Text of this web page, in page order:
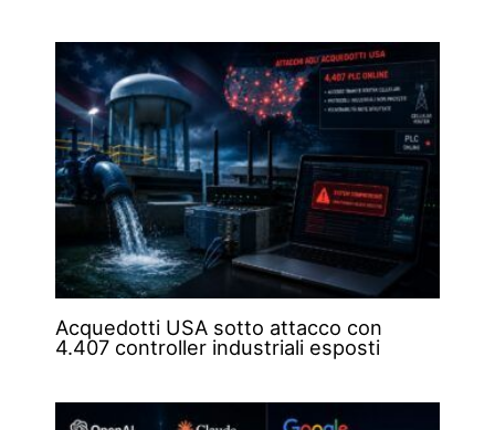
Acquedotti USA sotto attacco con
4.407 controller industriali esposti